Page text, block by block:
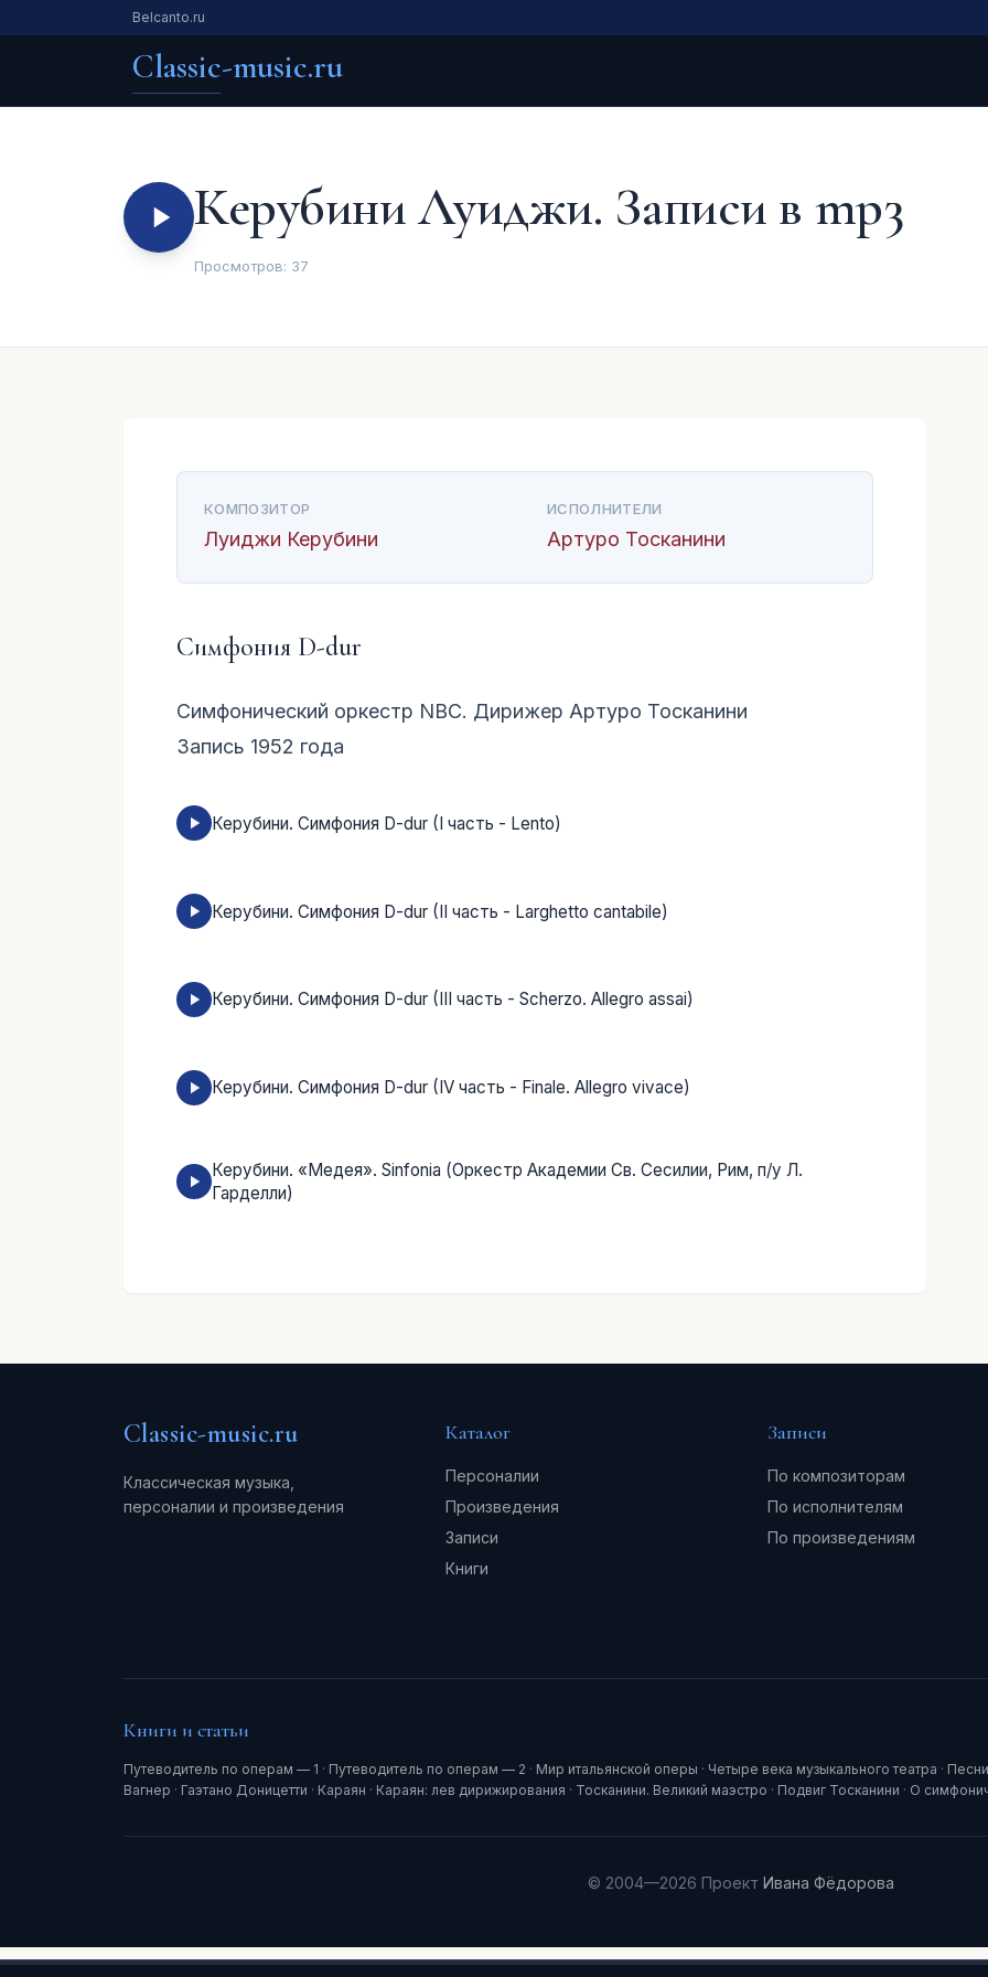
Belcanto.ru
Classic-music.ru
Керубини Луиджи. Записи в mp3
Просмотров: 37
КОМПОЗИТОР
Луиджи Керубини
ИСПОЛНИТЕЛИ
Артуро Тосканини
Симфония D-dur
Симфонический оркестр NBC. Дирижер Артуро Тосканини
Запись 1952 года
Керубини. Симфония D-dur (I часть - Lento)
Керубини. Симфония D-dur (II часть - Larghetto cantabile)
Керубини. Симфония D-dur (III часть - Scherzo. Allegro assai)
Керубини. Симфония D-dur (IV часть - Finale. Allegro vivace)
Керубини. «Медея». Sinfonia (Оркестр Академии Св. Сесилии, Рим, п/у Л.
Гарделли)
Classic-music.ru
Классическая музыка,
персоналии и произведения
Каталог
Персоналии
Произведения
Записи
Книги
Записи
По композиторам
По исполнителям
По произведениям
Книги и статьи
Путеводитель по операм — 1 · Путеводитель по операм — 2 · Мир итальянской оперы · Четыре века музыкального театра ·
Вагнер · Гаэтано Доницетти · Караян · Караян: лев дирижирования · Тосканини. Великий маэстро · Подвиг Тосканини · О
© 2004—2026 Проект Ивана Фёдорова